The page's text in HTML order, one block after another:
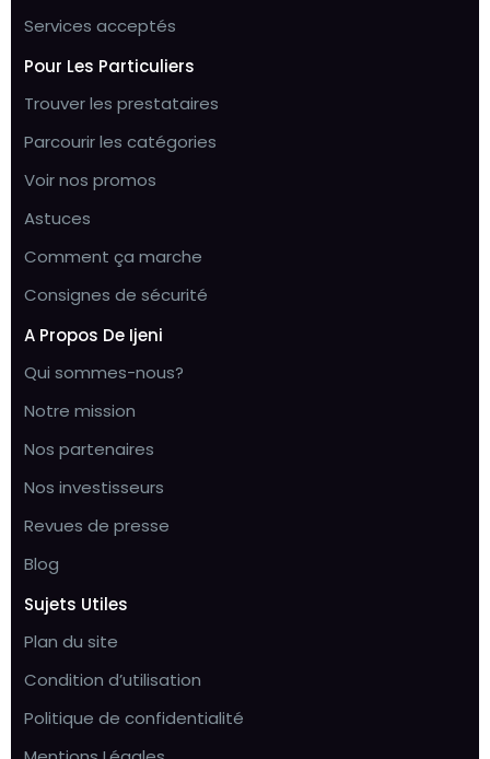
Services acceptés
Pour Les Particuliers
Trouver les prestataires
Parcourir les catégories
Voir nos promos
Astuces
Comment ça marche
Consignes de sécurité
A Propos De Ijeni
Qui sommes-nous?
Notre mission
Nos partenaires
Nos investisseurs
Revues de presse
Blog
Sujets Utiles
Plan du site
Condition d’utilisation
Politique de confidentialité